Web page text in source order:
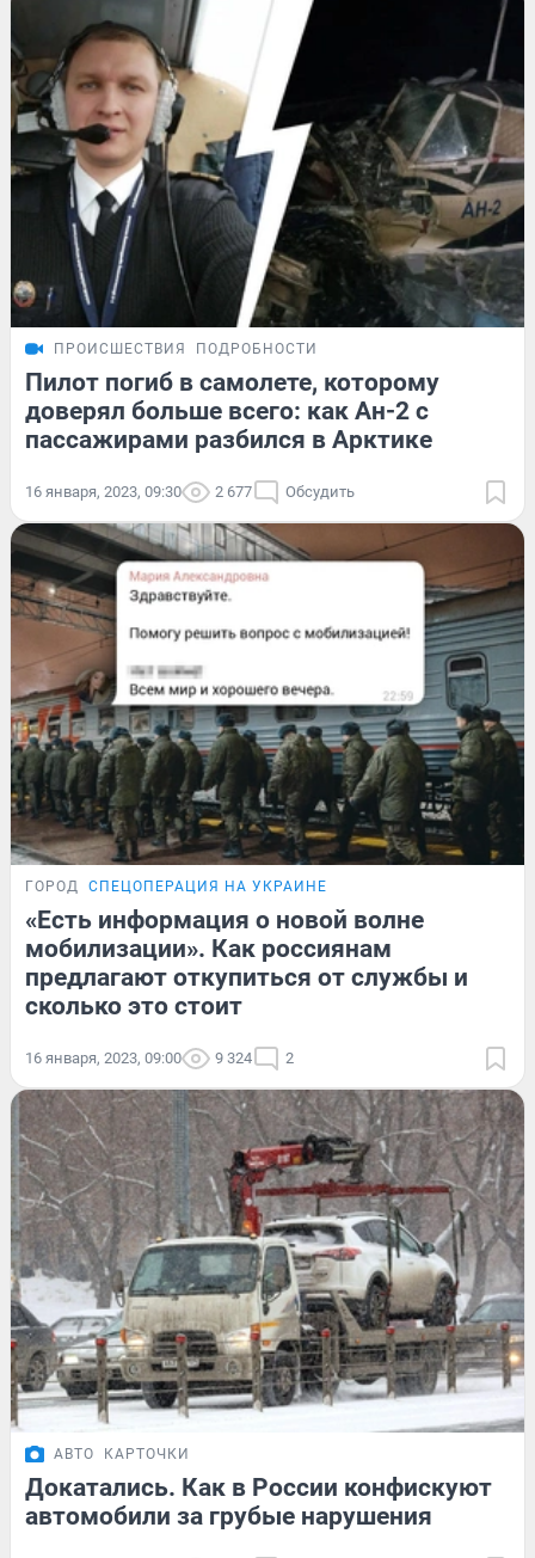
ПРОИСШЕСТВИЯ ПОДРОБНОСТИ
Пилот погиб в самолете, которому
доверял больше всего: как Ан-2 с
пассажирами разбился в Арктике
16 января, 2023, 09:30 2 677 Обсудить
ГОРОД СПЕЦОПЕРАЦИЯ НА УКРАИНЕ
«Есть информация о новой волне
мобилизации». Как россиянам
предлагают откупиться от службы и
сколько это стоит
16 января, 2023, 09:00 9 324 2
АВТО КАРТОЧКИ
Докатались. Как в России конфискуют
автомобили за грубые нарушения